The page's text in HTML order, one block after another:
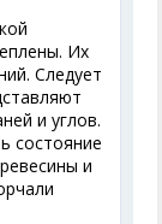
Их
Следует
и углов.
состояние
и